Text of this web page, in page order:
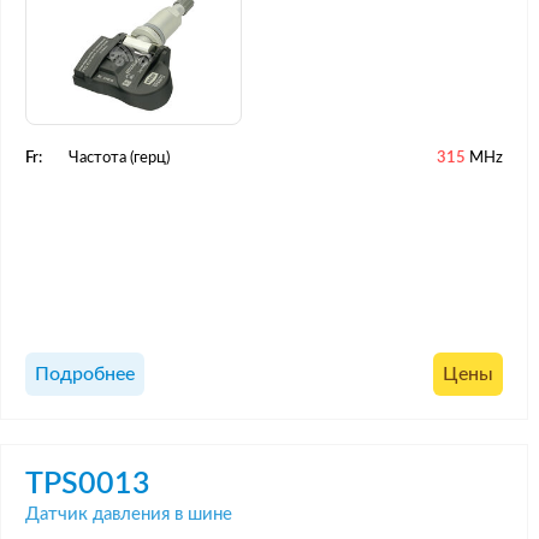
Fr: Частота (герц) 315 MHz
Подробнее Цены
TPS0013
Датчик давления в шине